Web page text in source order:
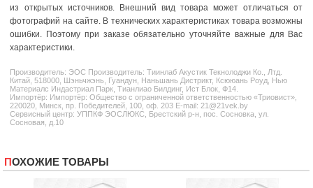
из открытых источников. Внешний вид товара может отличаться от
фотографий на сайте. В технических характеристиках товара возможны
ошибки. Поэтому при заказе обязательно уточняйте важные для Вас
характеристики.
Производитель: ЭОС Производитель: Тиинлаб Акустик Текнолоджи Ко., Лтд.
Китай, 518000, Шэньчжэнь, Гуандун, Наньшань Дистрикт, Ксююань Роуд, Нью
Материалс Индастриал Парк, Тианлиао Билдинг, Ист Блок, Ф14.
Импортёр: Импортёр: Общество с ограниченной ответственностью «Триовист»,
220020, Минск, пр. Победителей, 100, оф. 203 E-mail: 21@21vek.by
Сервисный центр: УППКФ ЭОСЛЮКС, Брестский р-н, пос. Сосновка, ул.
Сосновая, д.10
ПОХОЖИЕ ТОВАРЫ